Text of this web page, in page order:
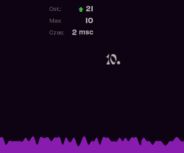
10.
Ost.: 21
10
Max:
2 msc
Czas: